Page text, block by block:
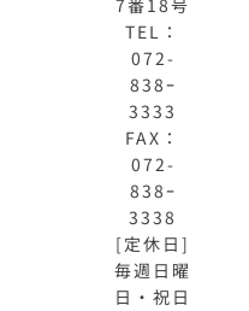
7番18号
TEL：
072-
838ｰ
3333
FAX：
072-
838ｰ
3338
[定休日]
毎週日曜
日・祝日